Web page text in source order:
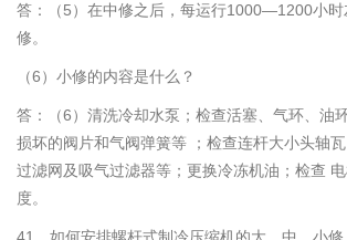
答：（5）在中修之后，每运行1000—1200小时
修。
（6）小修的内容是什么？
答：（6）清洗冷却水泵；检查活塞、气环、油
损坏的阀片和气阀弹簧等 ；检查连杆大小头轴
过滤网及吸气过滤器等；更换冷冻机油；检查
度。